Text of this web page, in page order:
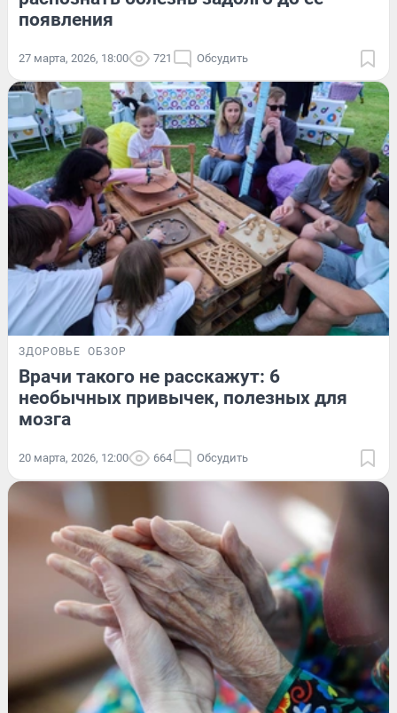
появления
27 марта, 2026, 18:00 721 Обсудить
ЗДОРОВЬЕ ОБЗОР
Врачи такого не расскажут: 6
необычных привычек, полезных для
мозга
20 марта, 2026, 12:00 664 Обсудить